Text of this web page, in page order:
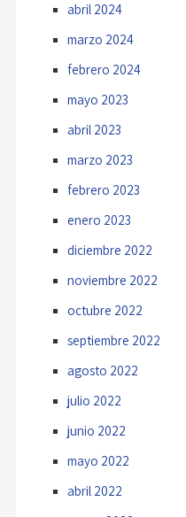
abril 2024
marzo 2024
febrero 2024
mayo 2023
abril 2023
marzo 2023
febrero 2023
enero 2023
diciembre 2022
noviembre 2022
octubre 2022
septiembre 2022
agosto 2022
julio 2022
junio 2022
mayo 2022
abril 2022